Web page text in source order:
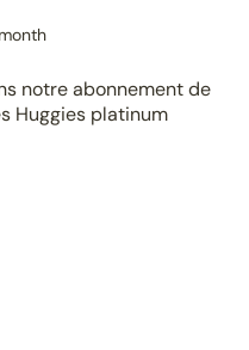
notre abonnement de
Huggies platinum